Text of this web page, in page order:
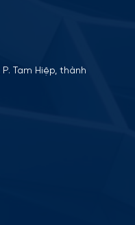
Tam Hiệp, thành